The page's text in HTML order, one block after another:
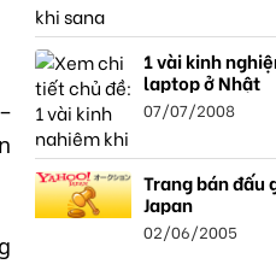
1 vài kinh
laptop ở Nhật
07/07/2008
Trang bán đấu
Japan
02/06/2005